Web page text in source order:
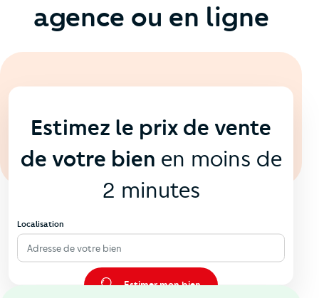
agence ou en ligne
Estimez le prix de vente
de votre bien en moins de
2 minutes
Localisation
Adresse de votre bien
Estimer mon bien